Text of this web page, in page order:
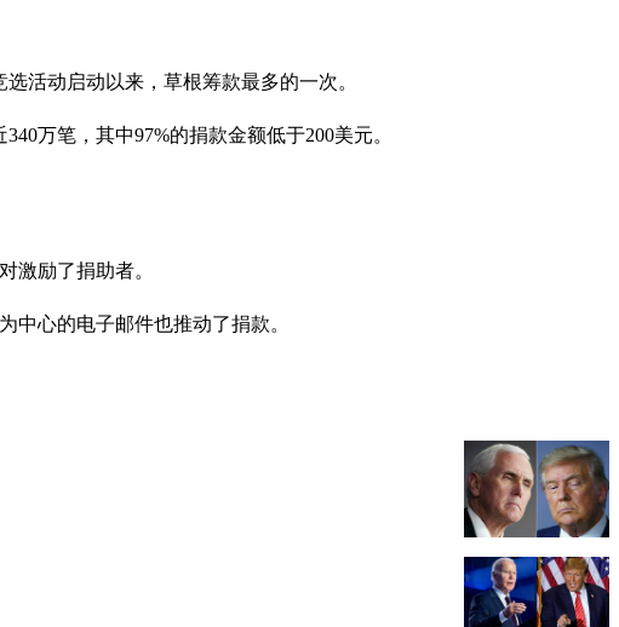
活动启动以来，草根筹款最多的一次。
万笔，其中97%的捐款金额低于200美元。
激励了捐助者。
中心的电子邮件也推动了捐款。